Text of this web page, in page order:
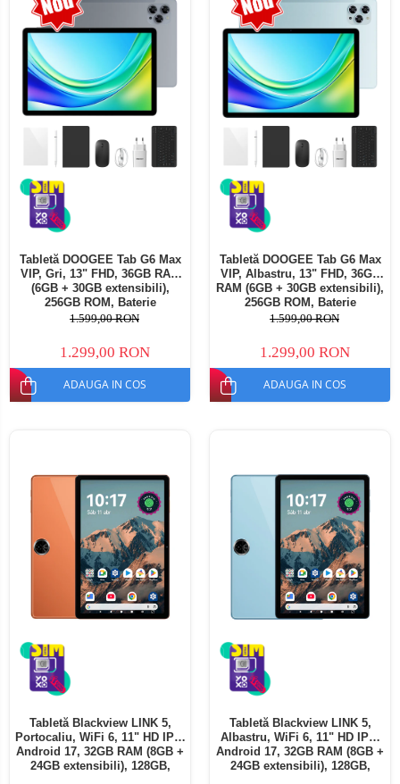
Telefoane mobile Ulefone
Telefoane mobile Unihertz
Telefoane mobile Cubot
Telefoane mobile Blackview
Telefoane mobile OSCAL
Telefoane mobile Fossibot
Telefoane mobile Lagenio
Telefoane mobile Samsung
Telefoane mobile iSEN
Telefoane mobile HUAWEI
Telefoane mobile iHunt
Telefoane mobile Xiaomi
Telefoane mobile Realme
Telefoane mobile ZTE Nubia
Tabletă DOOGEE Tab G6 Max
VIP, Gri, 13" FHD, 36GB RAM
(6GB + 30GB extensibili),
256GB ROM, Baterie
10800mAh, Android, Wi-Fi
1.599,00 RON
1.299,00 RON
ADAUGA IN COS
Tabletă DOOGEE Tab G6 Max
VIP, Albastru, 13" FHD, 36GB
RAM (6GB + 30GB extensibili),
256GB ROM, Baterie
10800mAh, Android, Wi-Fi
1.599,00 RON
1.299,00 RON
ADAUGA IN COS
Tabletă Blackview LINK 5,
Portocaliu, WiFi 6, 11" HD IPS,
Android 17, 32GB RAM (8GB +
24GB extensibili), 128GB,
Tabletă Blackview LINK 5,
Albastru, WiFi 6, 11" HD IPS,
Android 17, 32GB RAM (8GB +
24GB extensibili), 128GB,